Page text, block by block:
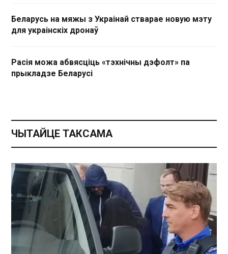
Беларусь на мяжы з Украінай стварае новую мэту
для украінскіх дронаў
Расія можа абвясціць «тэхнічны дэфолт» па
прыкладзе Беларусі
ЧЫТАЙЦЕ ТАКСАМА